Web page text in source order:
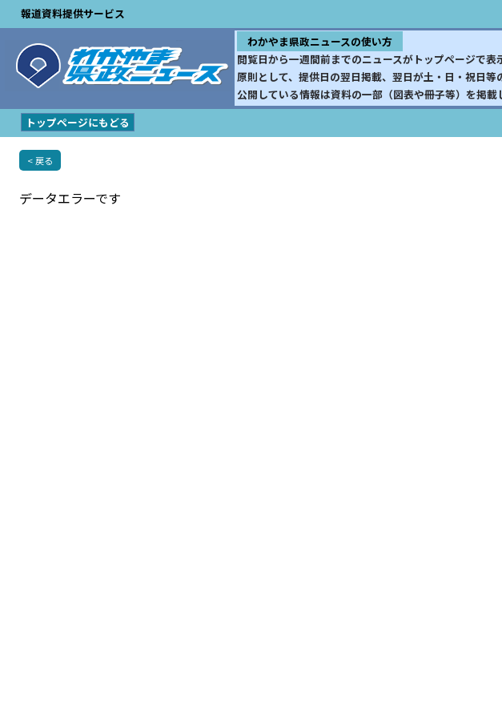
報道資料提供サービス
わかやま県政ニュースの使い方
閲覧日から一週間前までのニュースがトップページで表
原則として、提供日の翌日掲載、翌日が土・日・祝日等
公開している情報は資料の一部（図表や冊子等）を掲載
トップページにもどる
< 戻る
データエラーです